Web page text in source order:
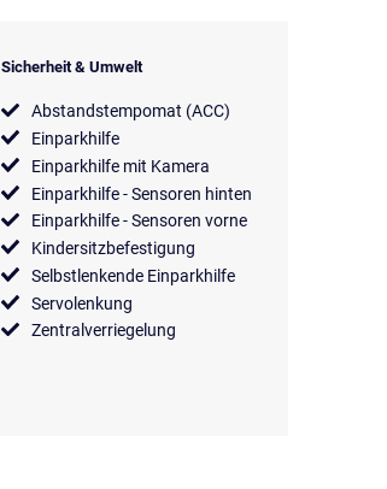
Sicherheit & Umwelt
Abstandstempomat (ACC)
Einparkhilfe
Einparkhilfe mit Kamera
Einparkhilfe - Sensoren hinten
Einparkhilfe - Sensoren vorne
Kindersitzbefestigung
Selbstlenkende Einparkhilfe
Servolenkung
Zentralverriegelung